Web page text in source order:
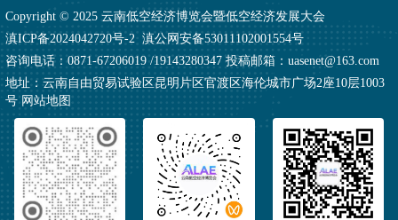
Copyright © 2025 云南低空经济博览会暨低空经济发展大会
滇ICP备2024042720号-2滇公网安备53011102001554号
咨询电话：0871-67206019 /19143280347 投稿邮箱：uasenet@163.com
地址：云南自由贸易试验区昆明片区官渡区海伦城市广场2座10层1003
号网站地图